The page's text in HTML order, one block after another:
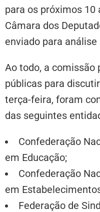
para os próximos 10
Câmara dos
enviado para análise
Ao todo, a comissão
públicas para
terça-feira, foram
das seguintes
Confederação
em Educação;
Confederação
em
Federação de